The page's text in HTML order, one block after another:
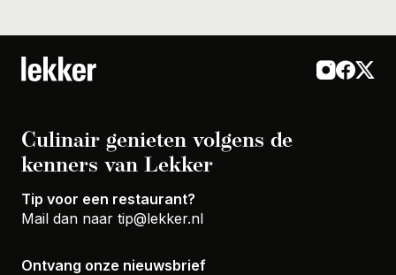
Culinair genieten volgens de
kenners van Lekker
Tip voor een restaurant?
Mail dan naar tip@lekker.nl
Ontvang onze nieuwsbrief